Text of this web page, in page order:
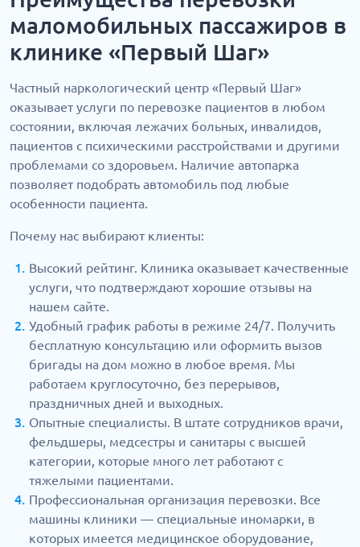
маломобильных пассажиров в
клинике «Первый Шаг»
Частный наркологический центр «Первый Шаг»
оказывает услуги по перевозке пациентов в любом
состоянии, включая лежачих больных, инвалидов,
пациентов с психическими расстройствами и другими
проблемами со здоровьем. Наличие автопарка
позволяет подобрать автомобиль под любые
особенности пациента.
Почему нас выбирают клиенты:
Высокий рейтинг. Клиника оказывает качественные
услуги, что подтверждают хорошие отзывы на
нашем сайте.
Удобный график работы в режиме 24/7. Получить
бесплатную консультацию или оформить вызов
бригады на дом можно в любое время. Мы
работаем круглосуточно, без перерывов,
праздничных дней и выходных.
Опытные специалисты. В штате сотрудников врачи,
фельдшеры, медсестры и санитары с высшей
категории, которые много лет работают с
тяжелыми пациентами.
Профессиональная организация перевозки. Все
машины клиники — специальные иномарки, в
которых имеется медицинское оборудование,